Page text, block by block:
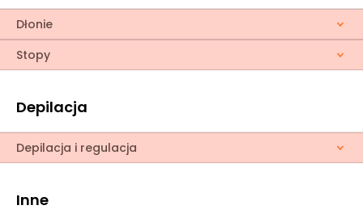
Dłonie
Stopy
Depilacja
Depilacja i regulacja
Inne